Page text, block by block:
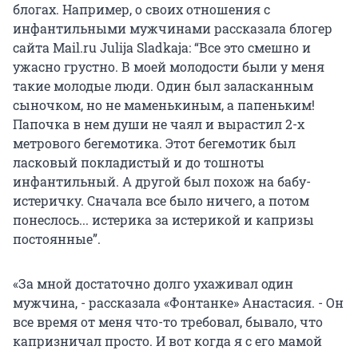
блогах. Например, о своих отношения с
инфантильными мужчинами рассказала блогер
сайта Mail.ru Julija Sladkaja: “Все это смешно и
ужасно грустно. В моей молодости были у меня
такие молодые люди. Один был заласканным
сыночком, но не маменькиным, а папеньким!
Папочка в нем души не чаял и вырастил 2-х
метрового бегемотика. Этот бегемотик был
ласковый покладистый и до тошноты
инфантильный. А другой был похож на бабу-
истеричку. Сначала все было ничего, а потом
понеслось... истерика за истерикой и капризы
постоянные”.
«За мной достаточно долго ухаживал один
мужчина, - рассказала «Фонтанке» Анастасия. - Он
все время от меня что-то требовал, бывало, что
капризничал просто. И вот когда я с его мамой